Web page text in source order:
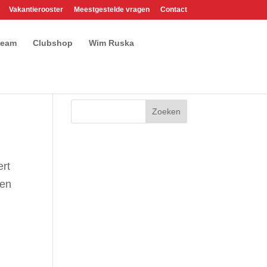
Vakantierooster Meestgestelde vragen Contact
Clubshop Wim Ruska